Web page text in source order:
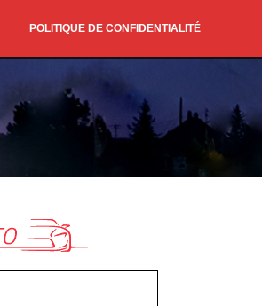
POLITIQUE DE CONFIDENTIALITÉ